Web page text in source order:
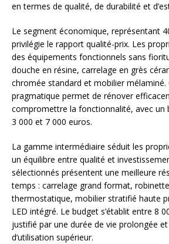
en termes de qualité, de durabilité et
Le segment économique, représentant
privilégie le rapport qualité-prix. Les
des équipements fonctionnels sans
douche en résine, carrelage en grès
chromée standard et mobilier mélaminé.
pragmatique permet de rénover
compromettre la fonctionnalité, avec un
3 000 et 7 000 euros.
La gamme intermédiaire séduit les
un équilibre entre qualité et
sélectionnés présentent une meilleure
temps : carrelage grand format,
thermostatique, mobilier stratifié haute
LED intégré. Le budget s’établit entre 8
justifié par une durée de vie prolongée
d’utilisation supérieur.